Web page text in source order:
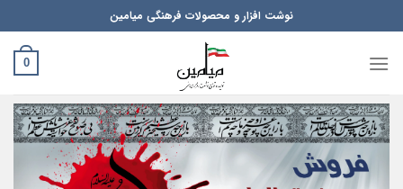
to
content
نوشت افزار و محصولات فرهنگی میامین
0